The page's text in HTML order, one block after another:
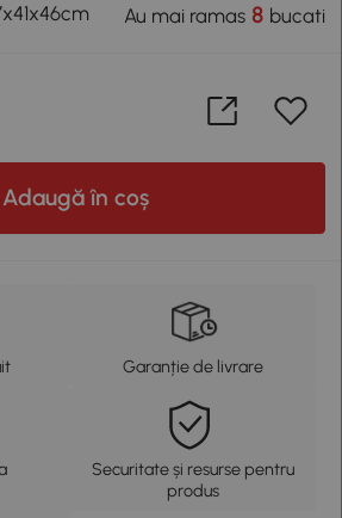
Au mai ramas8 bucati
Adaugă în coș
Garanție de livrare
Securitate și resurse pentru
produs